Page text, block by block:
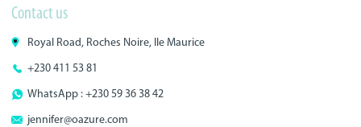
Contact us
Royal Road, Roches Noire, Ile Maurice
+230 411 53 81
WhatsApp : +230 59 36 38 42
jennifer@oazure.com